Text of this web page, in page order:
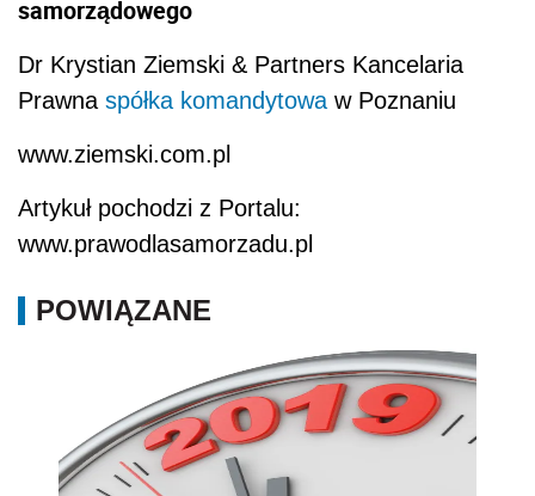
samorządowego
Dr Krystian Ziemski & Partners Kancelaria
Prawna spółka komandytowa w Poznaniu
www.ziemski.com.pl
Artykuł pochodzi z Portalu:
www.prawodlasamorzadu.pl
POWIĄZANE